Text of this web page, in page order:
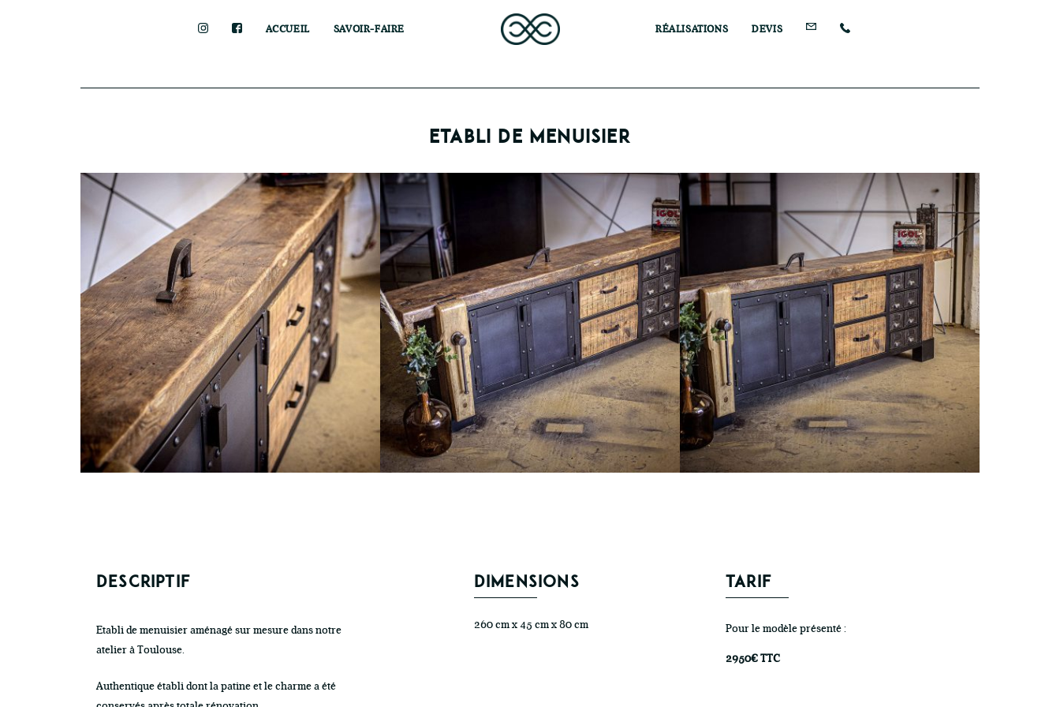
ACCUEIL SAVOIR-FAIRE RÉALISATIONS DEVIS
ETABLI DE MENUISIER
DESCRIPTIF
Etabli de menuisier aménagé sur mesure dans notre
atelier à Toulouse.
Authentique établi dont la patine et le charme a été
DIMENSIONS
260 cm x 45 cm x 80 cm
TARIF
Pour le modèle présenté :
2950€ TTC